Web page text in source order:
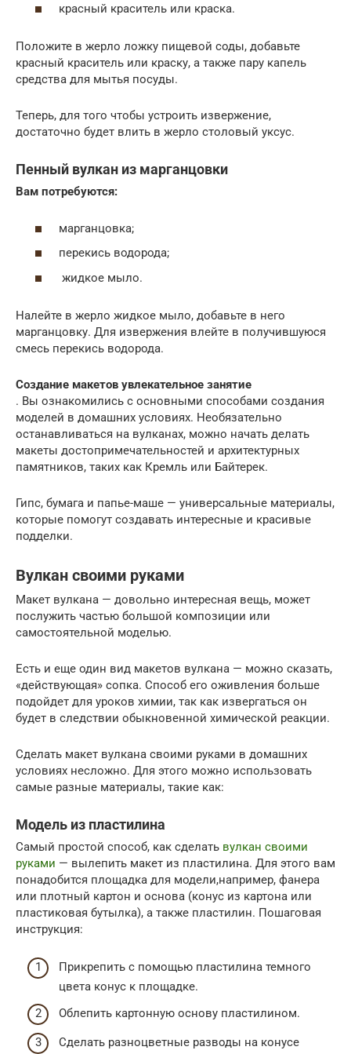
красный краситель или краска.
Положите в жерло ложку пищевой соды, добавьте
красный краситель или краску, а также пару капель
средства для мытья посуды.
Теперь, для того чтобы устроить извержение,
достаточно будет влить в жерло столовый уксус.
Пенный вулкан из марганцовки
Вам потребуются:
марганцовка;
перекись водорода;
жидкое мыло.
Налейте в жерло жидкое мыло, добавьте в него
марганцовку. Для извержения влейте в получившуюся
смесь перекись водорода.
Создание макетов увлекательное занятие
. Вы ознакомились с основными способами создания
моделей в домашних условиях. Необязательно
останавливаться на вулканах, можно начать делать
макеты достопримечательностей и архитектурных
памятников, таких как Кремль или Байтерек.
Гипс, бумага и папье-маше — универсальные материалы,
которые помогут создавать интересные и красивые
подделки.
Вулкан своими руками
Макет вулкана — довольно интересная вещь, может
послужить частью большой композиции или
самостоятельной моделью.
Есть и еще один вид макетов вулкана — можно сказать,
«действующая» сопка. Способ его оживления больше
подойдет для уроков химии, так как извергаться он
будет в следствии обыкновенной химической реакции.
Сделать макет вулкана своими руками в домашних
условиях несложно. Для этого можно использовать
самые разные материалы, такие как:
Модель из пластилина
Самый простой способ, как сделать вулкан своими
руками — вылепить макет из пластилина. Для этого вам
понадобится площадка для модели,например, фанера
или плотный картон и основа (конус из картона или
пластиковая бутылка), а также пластилин. Пошаговая
инструкция:
Прикрепить с помощью пластилина темного
цвета конус к площадке.
Облепить картонную основу пластилином.
Сделать разноцветные разводы на конусе